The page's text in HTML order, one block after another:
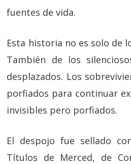
fuentes de vida.
Esta historia no es solo de
También de los
desplazados. Los
porfiados para continuar
invisibles pero porfiados.
El despojo fue sellado
Títulos de Merced, de